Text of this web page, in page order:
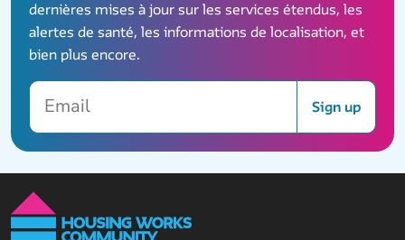
dernières mises à jour sur les services étendus, les
alertes de santé, les informations de localisation, et
bien plus encore.
Email
Sign up